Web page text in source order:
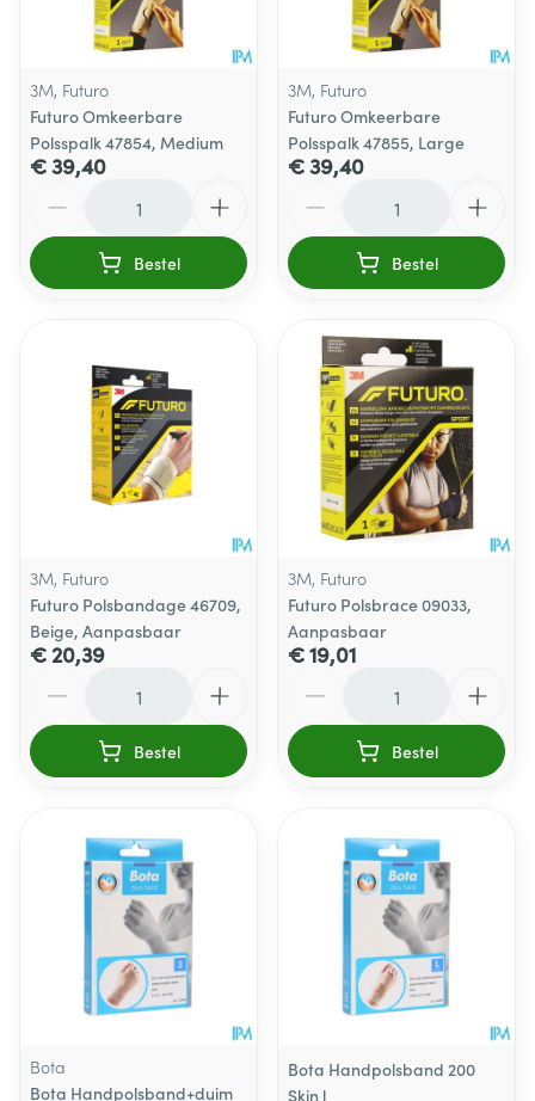
3M, Futuro
Futuro Omkeerbare
Polsspalk 47854, Medium
€ 39,40
Bestel
3M, Futuro
Futuro Omkeerbare
Polsspalk 47855, Large
€ 39,40
Bestel
3M, Futuro
Futuro Polsbandage 46709,
Beige, Aanpasbaar
€ 20,39
Bestel
3M, Futuro
Futuro Polsbrace 09033,
Aanpasbaar
€ 19,01
Bestel
Bota
Bota Handpolsband+duim
Bota Handpolsband 200
Skin l